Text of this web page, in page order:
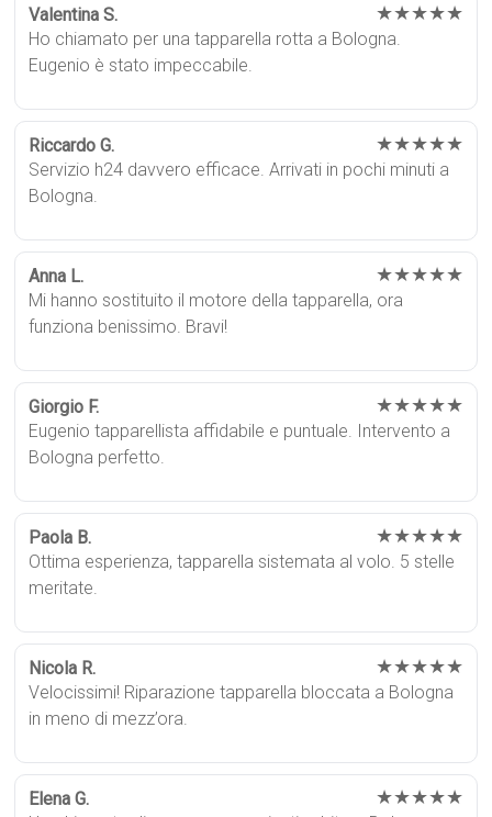
Valentina S. ★★★★★
Ho chiamato per una tapparella rotta a Bologna.
Eugenio è stato impeccabile.
Riccardo G. ★★★★★
Servizio h24 davvero efficace. Arrivati in pochi minuti a
Bologna.
Anna L. ★★★★★
Mi hanno sostituito il motore della tapparella, ora
funziona benissimo. Bravi!
Giorgio F. ★★★★★
Eugenio tapparellista affidabile e puntuale. Intervento a
Bologna perfetto.
Paola B. ★★★★★
Ottima esperienza, tapparella sistemata al volo. 5 stelle
meritate.
Nicola R. ★★★★★
Velocissimi! Riparazione tapparella bloccata a Bologna
in meno di mezz’ora.
Elena G. ★★★★★